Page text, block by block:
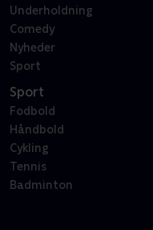
Underholdning
Comedy
Nyheder
Sport
Sport
Fodbold
Håndbold
Cykling
Tennis
Badminton